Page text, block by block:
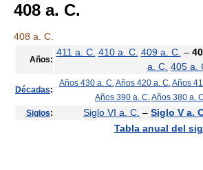
408 a. C.
408 a. C.
Años:
411 a. C. 410 a. C. 409 a. C. –
a. C. 405 a.
Décadas:
Años 430 a. C. Años 420 a. C. Años
Años 390 a. C. Años 380 a. C.
Siglos: Siglo VI a. C. – Siglo V a.
Tabla anual del